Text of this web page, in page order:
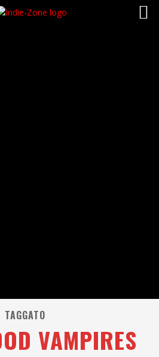
TAGGATO
VAMPIRES